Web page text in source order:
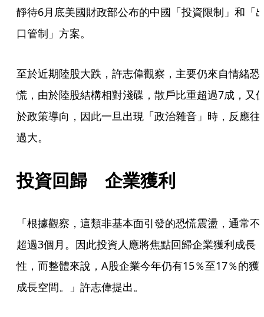
靜待6月底美國財政部公布的中國「投資限制」和「
口管制」方案。
至於近期陸股大跌，許志偉觀察，主要仍來自情緒恐
慌，由於陸股結構相對淺碟，散戶比重超過7成，又
於政策導向，因此一旦出現「政治雜音」時，反應往
過大。
投資回歸　企業獲利
「根據觀察，這類非基本面引發的恐慌震盪，通常不
超過3個月。因此投資人應將焦點回歸企業獲利成長
性，而整體來說，A股企業今年仍有15％至17％的獲
成長空間。」許志偉提出。